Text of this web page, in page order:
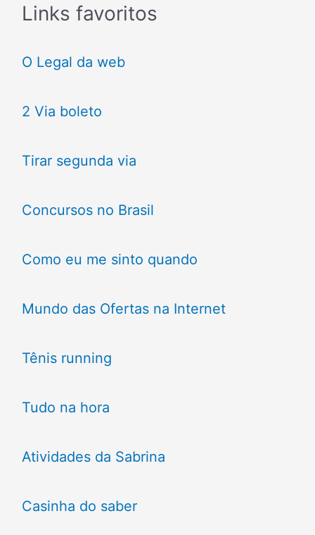
Links favoritos
O Legal da web
2 Via boleto
Tirar segunda via
Concursos no Brasil
Como eu me sinto quando
Mundo das Ofertas na Internet
Tênis running
Tudo na hora
Atividades da Sabrina
Casinha do saber